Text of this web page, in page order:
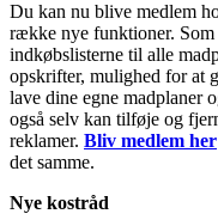
Du kan nu blive medlem
række nye funktioner. Som
indkøbslisterne til alle
opskrifter, mulighed for at
lave dine egne madplaner
også selv kan tilføje og
reklamer. Bliv medlem her
det samme.
Nye kostråd